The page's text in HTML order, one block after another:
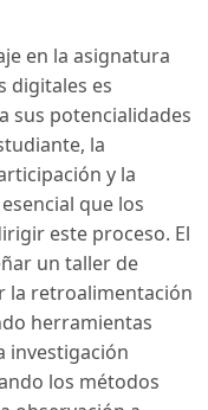
en la asignatura
digitales es
sus potencialidades
la
y la
que los
este proceso. El
un taller de
la retroalimentación
herramientas
investigación
los métodos